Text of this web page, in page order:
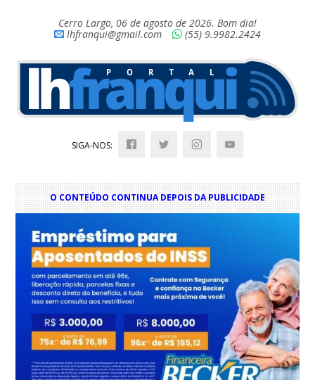
Cerro Largo, 06 de agosto de 2026. Bom dia!
lhfranqui@gmail.com
(55) 9.9982.2424
SIGA-NOS:
O CONTEÚDO CONTINUA DEPOIS DA PUBLICIDADE